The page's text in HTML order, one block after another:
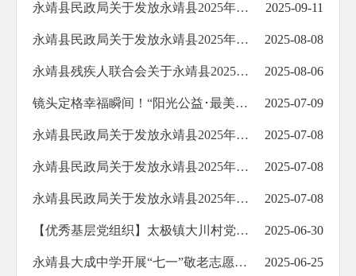
永靖县民政局关于发放永靖县2025年9月份城乡特困供养人员基本生活费和照料护理费的公示 2025-09-11
永靖县民政局关于发放永靖县2025年8月份城乡特困供养人员基本生活费和照料护理费的公示 2025-08-08
永靖县残疾人联合会关于永靖县2025年困难重度残疾人家庭无障碍改造项目（省列为民实事项目）完成情况的公示 2025-08-06
镜头定格幸福瞬间！“阳光公益･最美微笑”活动温暖川南社区老人心 2025-07-09
永靖县民政局关于发放永靖县2025年6月份临时救助资金的公示 2025-07-08
永靖县民政局关于发放永靖县2025年7月份城乡特困供养人员基本生活费和照料护理费的公示 2025-07-08
永靖县民政局关于发放永靖县2025年7月份城乡居民最低生活保障金的公示 2025-07-08
【优秀基层党组织】太极镇大川村党委：用心用情服务群众践初心 2025-06-30
永靖县大成中学开展“七一”敬老志愿服务活动 2025-06-25